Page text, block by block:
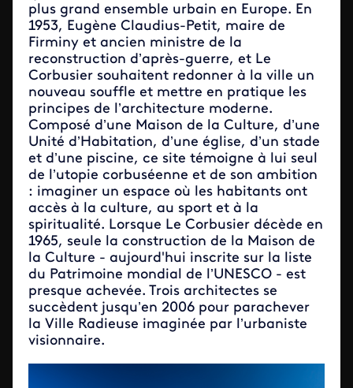
plus grand ensemble urbain en Europe. En
1953, Eugène Claudius-Petit, maire de
Firminy et ancien ministre de la
reconstruction d’après-guerre, et Le
Corbusier souhaitent redonner à la ville un
nouveau souffle et mettre en pratique les
principes de l’architecture moderne.
Composé d’une Maison de la Culture, d’une
Unité d’Habitation, d’une église, d’un stade
et d’une piscine, ce site témoigne à lui seul
de l’utopie corbuséenne et de son ambition
: imaginer un espace où les habitants ont
accès à la culture, au sport et à la
spiritualité. Lorsque Le Corbusier décède en
1965, seule la construction de la Maison de
la Culture - aujourd'hui inscrite sur la liste
du Patrimoine mondial de l’UNESCO - est
presque achevée. Trois architectes se
succèdent jusqu’en 2006 pour parachever
la Ville Radieuse imaginée par l’urbaniste
visionnaire.